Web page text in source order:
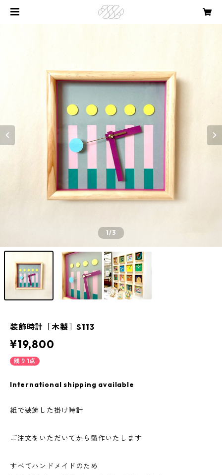
1/3
装飾時計［木製］S113
¥19,800
残り1点
International shipping available
紙で装飾した掛け時計
ご注文をいただいてから製作いたします
すべてハンドメイドのため